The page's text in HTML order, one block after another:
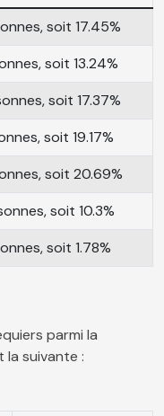
soit 17.45%
soit 13.24%
soit 17.37%
soit 19.17%
soit 20.69%
soit 10.3%
soit 1.78%
parmi la
la suivante :